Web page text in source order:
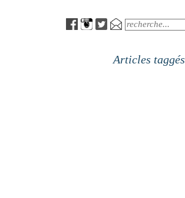
MenuSearch
Articles taggés